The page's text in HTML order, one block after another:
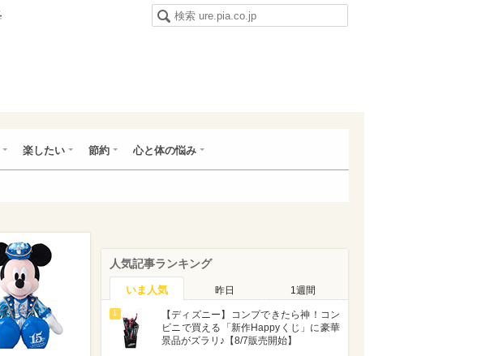
楽したい 節約 心と体の悩み
人気記事ランキング
いま人気 昨日 1週間
1
【ディズニー】コンプできたら神！コン
ビニで買える「新作Happyくじ」に豪華
景品がズラリ♪【8/7販売開始】